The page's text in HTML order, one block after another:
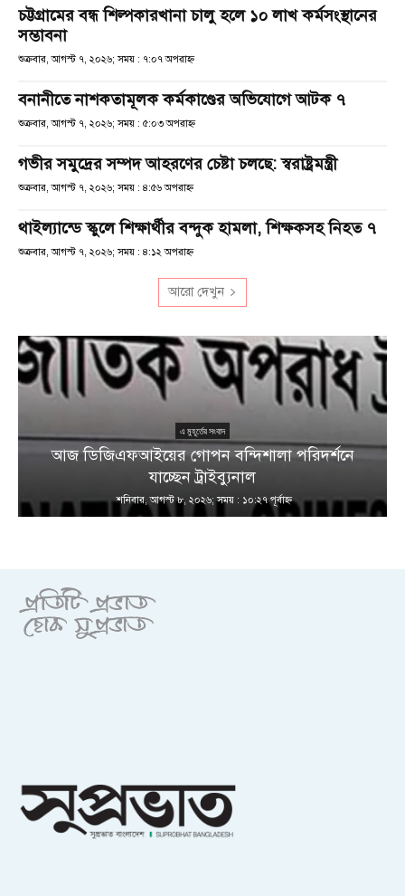
চট্টগ্রামের বন্ধ শিল্পকারখানা চালু হলে ১০ লাখ কর্মসংস্থানের
সম্ভাবনা
শুক্রবার, আগস্ট ৭, ২০২৬; সময় : ৭:০৭ অপরাহ্ণ
বনানীতে নাশকতামূলক কর্মকাণ্ডের অভিযোগে আটক ৭
শুক্রবার, আগস্ট ৭, ২০২৬; সময় : ৫:০৩ অপরাহ্ণ
গভীর সমুদ্রের সম্পদ আহরণের চেষ্টা চলছে: স্বরাষ্ট্রমন্ত্রী
শুক্রবার, আগস্ট ৭, ২০২৬; সময় : ৪:৫৬ অপরাহ্ণ
থাইল্যান্ডে স্কুলে শিক্ষার্থীর বন্দুক হামলা, শিক্ষকসহ নিহত ৭
শুক্রবার, আগস্ট ৭, ২০২৬; সময় : ৪:১২ অপরাহ্ণ
আরো দেখুন
এ মুহূর্তের সংবাদ
আজ ডিজিএফআইয়ের গোপন বন্দিশালা পরিদর্শনে
যাচ্ছেন ট্রাইব্যুনাল
শনিবার, আগস্ট ৮, ২০২৬; সময় : ১০:২৭ পূর্বাহ্ণ